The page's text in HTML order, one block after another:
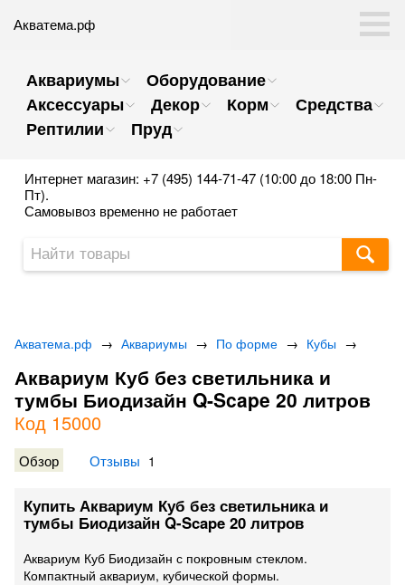
Акватема.рф
Аквариумы
Оборудование
Аксессуары
Декор Корм
Средства
Рептилии
Пруд
Интернет магазин: +7 (495) 144-71-47 (10:00 до 18:00 Пн-
Пт).
Самовывоз временно не работает
Акватема.рф → Аквариумы → По форме → Кубы →
Аквариум Куб без светильника и
тумбы Биодизайн Q-Scape 20 литров
Код 15000
Обзор Отзывы 1
Купить Аквариум Куб без светильника и
тумбы Биодизайн Q-Scape 20 литров
Аквариум Куб Биодизайн с покровным стеклом.
Компактный аквариум, кубической формы.